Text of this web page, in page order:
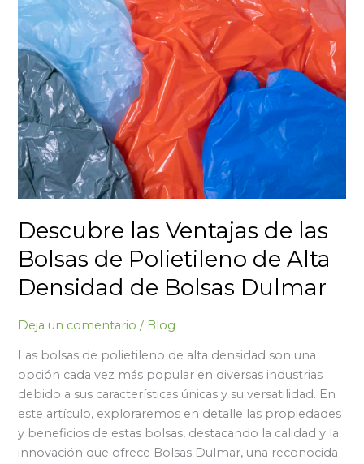
Descubre las Ventajas de las
Bolsas de Polietileno de Alta
Densidad de Bolsas Dulmar
Deja un comentario / Blog
Las bolsas de polietileno de alta densidad son una
opción cada vez más popular en diversas industrias
debido a sus características únicas y su versatilidad. En
este artículo, exploraremos en detalle las propiedades
y beneficios de estas bolsas, destacando la calidad y la
innovación que ofrece Bolsas Dulmar, una reconocida
las
Ventajas
de
las
Bolsas
de
Polietileno
de
Alta
Densidad
de
Bolsas
Dulmar